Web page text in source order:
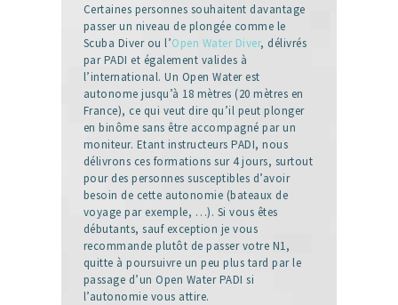
Certaines personnes souhaitent davantage
passer un niveau de plongée comme le
Scuba Diver ou l’Open Water Diver, délivrés
par PADI et également valides à
l’international. Un Open Water est
autonome jusqu’à 18 mètres (20 mètres en
France), ce qui veut dire qu’il peut plonger
en binôme sans être accompagné par un
moniteur. Etant instructeurs PADI, nous
délivrons ces formations sur 4 jours, surtout
pour des personnes susceptibles d’avoir
besoin de cette autonomie (bateaux de
voyage par exemple, …). Si vous êtes
débutants, sauf exception je vous
recommande plutôt de passer votre N1,
quitte à poursuivre un peu plus tard par le
passage d’un Open Water PADI si
l’autonomie vous attire.